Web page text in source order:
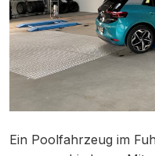
Ein Poolfahrzeug im